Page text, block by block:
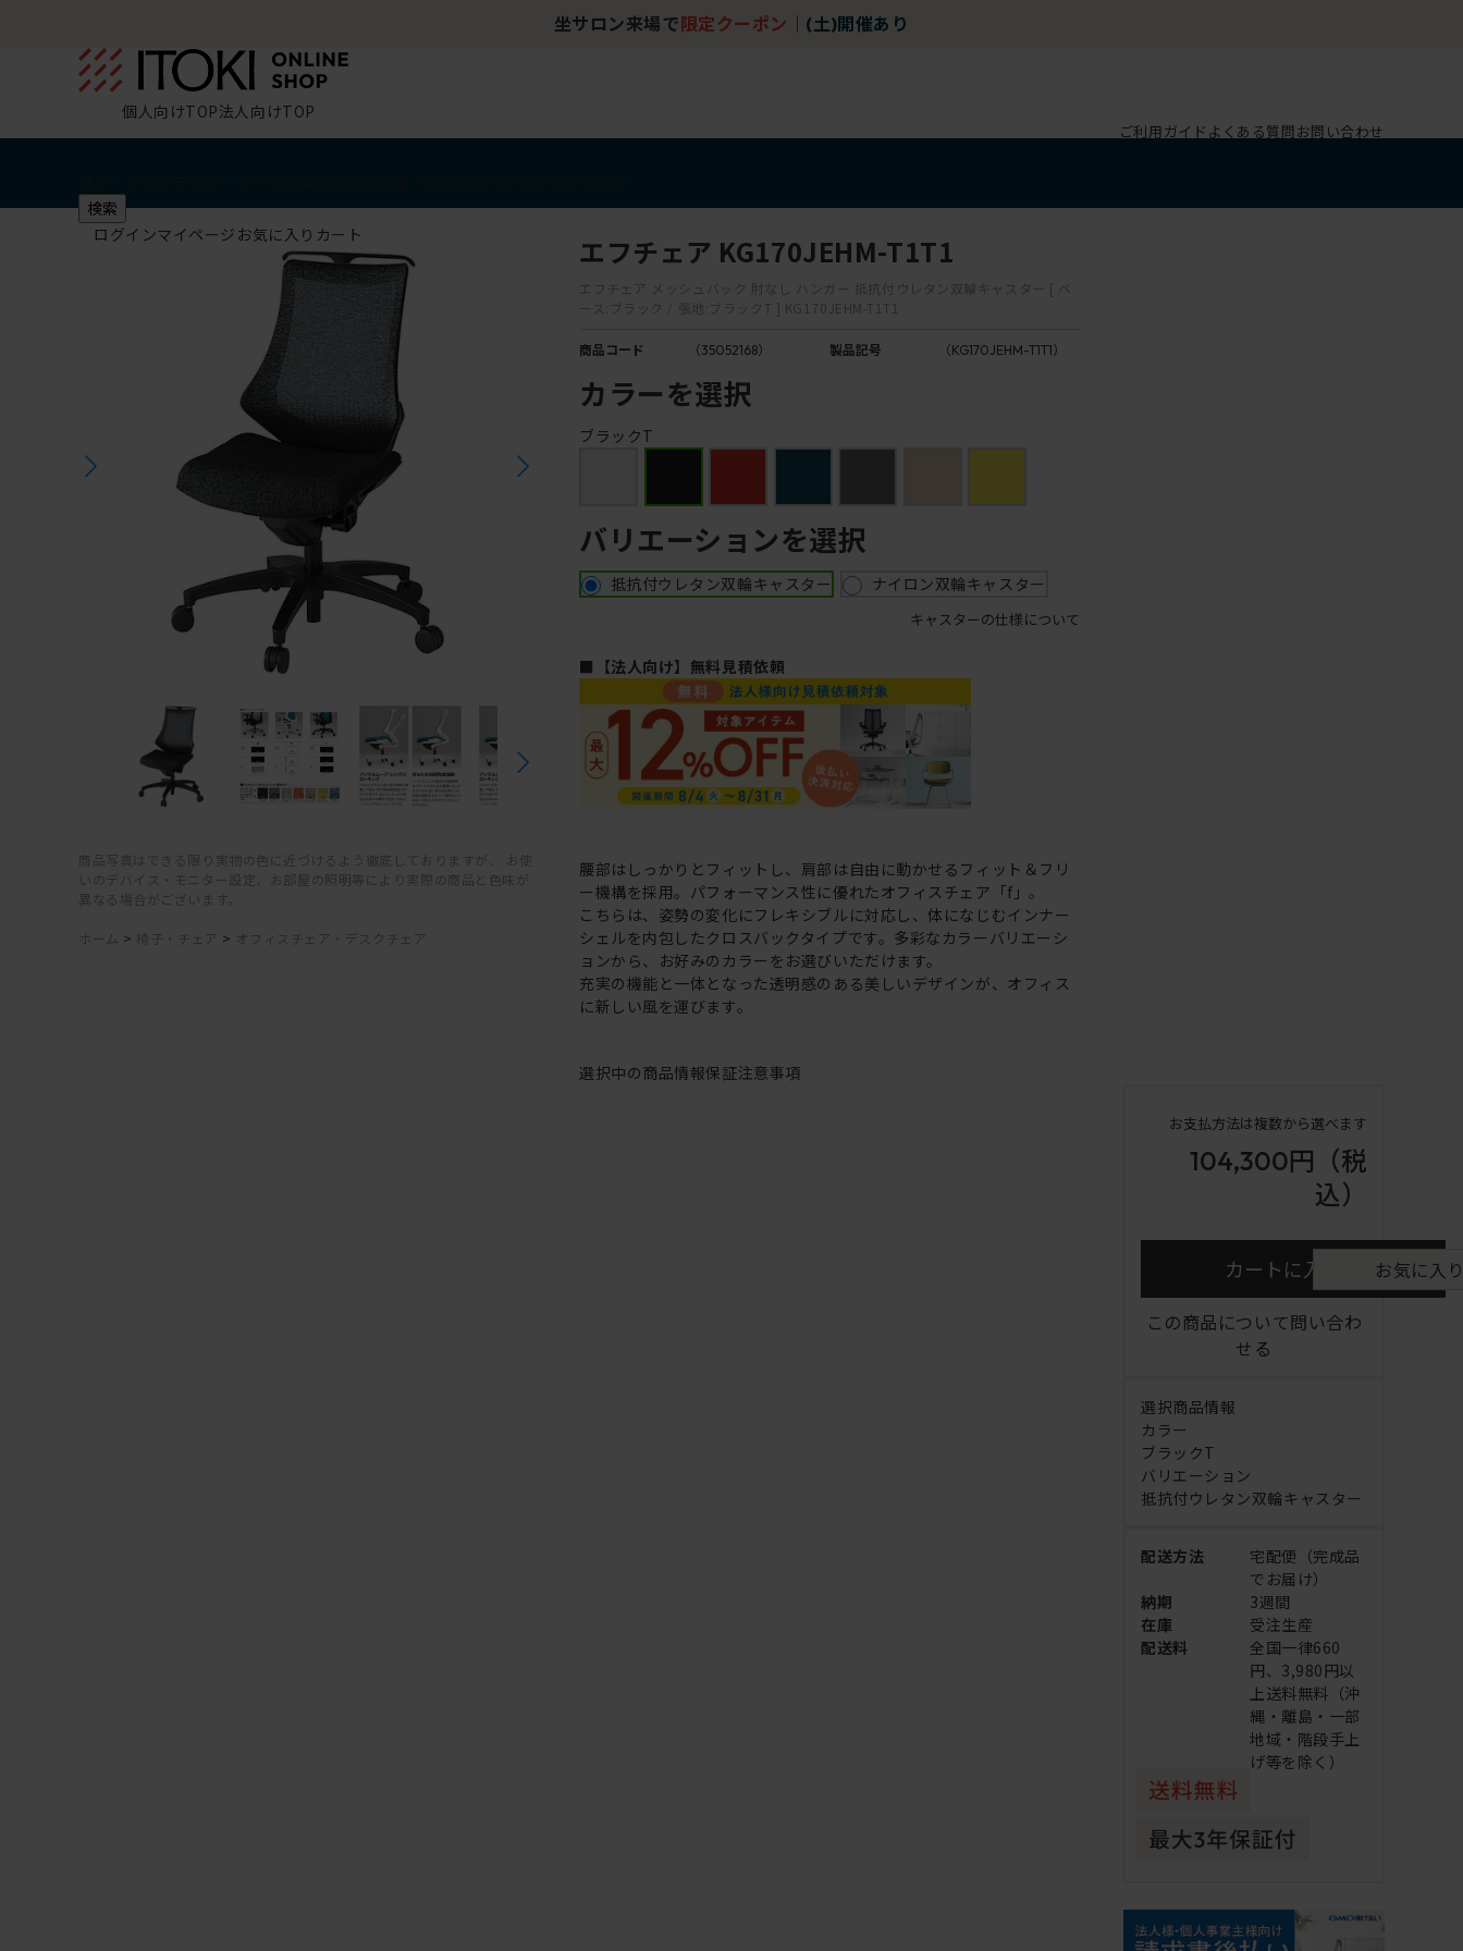
坐サロン来場で 限定クーポン (土)開催あり
個人向けTOP法人向けTOP
ご利用ガイド よくある質問お問い合わせ
検索
ログインマイページ お気に入り カート
商品写真はできる限り実物の色に近づけるよう徹底しておりますが、 お使
いのデバイス・モニター設定、お部屋の照明等により実際の商品と色味が
異なる場合がございます。
ホーム > 椅子・チェア > オフィスチェア・デスクチェア
エフチェア KG170JEHM-T1T1
エフチェア メッシュバック 肘なし ハンガー 抵抗付ウレタン双輪キャスター [ ベ
ース:ブラック / 張地:ブラックT ] KG170JEHM-T1T1
商品コード （35052168） 製品記号 （KG170JEHM-T1T1）
カラーを選択
ブラックT
バリエーションを選択
抵抗付ウレタン双輪キャスター ナイロン双輪キャスター
キャスターの仕様について
■【法人向け】無料見積依頼
腰部はしっかりとフィットし、肩部は自由に動かせるフィット＆フリ
ー機構を採用。パフォーマンス性に優れたオフィスチェア「f」。
こちらは、姿勢の変化にフレキシブルに対応し、体になじむインナー
シェルを内包したクロスバックタイプです。多彩なカラーバリエーシ
ョンから、お好みのカラーをお選びいただけます。
充実の機能と一体となった透明感のある美しいデザインが、オフィス
に新しい風を運びます。
選択中の商品情報保証注意事項
お支払方法は複数から選べます
104,300円 （税
込）
カートに入れる お気に入
この商品について問い合わ
せる
選択商品情報
カラー
ブラックT
バリエーション
抵抗付ウレタン双輪キャスター
配送方法
宅配便（完成品
でお届け）
納期
3週間
在庫
受注生産
配送料
全国一律660
円、3,980円以
上送料無料（沖
縄・離島・一部
地域・階段手上
げ等を除く）